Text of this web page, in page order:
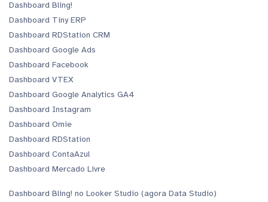
Dashboard Bling!
Dashboard Tiny ERP
Dashboard RDStation CRM
Dashboard Google Ads
Dashboard Facebook
Dashboard VTEX
Dashboard Google Analytics GA4
Dashboard Instagram
Dashboard Omie
Dashboard RDStation
Dashboard ContaAzul
Dashboard Mercado Livre
Dashboard Bling! no Looker Studio (agora Data Studio)